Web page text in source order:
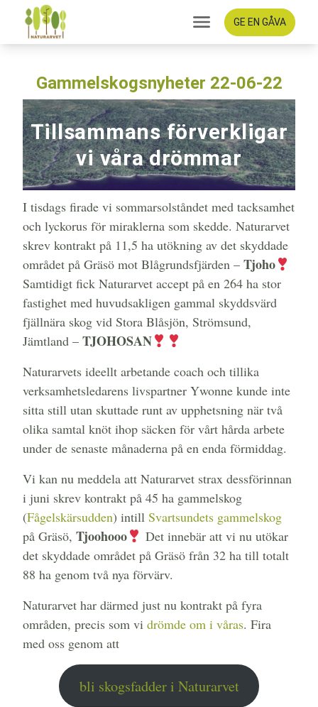
GE EN GÅVA
Gammelskogsnyheter 22-06-22
Tillsammans förverkligar
vi våra drömmar
I tisdags firade vi sommarsolståndet med tacksamhet
och lyckorus för miraklerna som skedde. Naturarvet
skrev kontrakt på 11,5 ha utökning av det skyddade
området på Gräsö mot Blågrundsfjärden – Tjoho
Samtidigt fick Naturarvet accept på en 264 ha stor
fastighet med huvudsakligen gammal skyddsvärd
fjällnära skog vid Stora Blåsjön, Strömsund,
Jämtland – TJOHOSAN
Naturarvets ideellt arbetande coach och tillika
verksamhetsledarens livspartner Ywonne kunde inte
sitta still utan skuttade runt av upphetsning när två
olika samtal knöt ihop säcken för vårt hårda arbete
under de senaste månaderna på en enda förmiddag.
Vi kan nu meddela att Naturarvet strax dessförinnan
i juni skrev kontrakt på 45 ha gammelskog
(Fågelskärsudden) intill Svartsundets gammelskog
på Gräsö, Tjoohooo
Det innebär att vi nu utökar
det skyddade området på Gräsö från 32 ha till totalt
88 ha genom två nya förvärv.
Naturarvet har därmed just nu kontrakt på fyra
områden, precis som vi drömde om i våras. Fira
med oss genom att
bli skogsfadder i Naturarvet